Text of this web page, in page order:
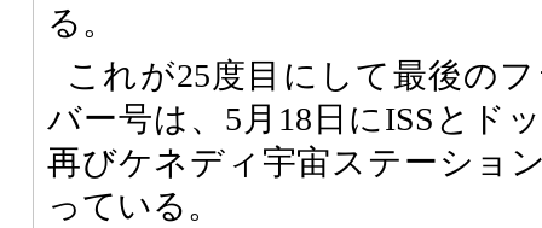
る。
これが25度目にして最後の
バー号は、5月18日にISSとド
再びケネディ宇宙ステーショ
っている。